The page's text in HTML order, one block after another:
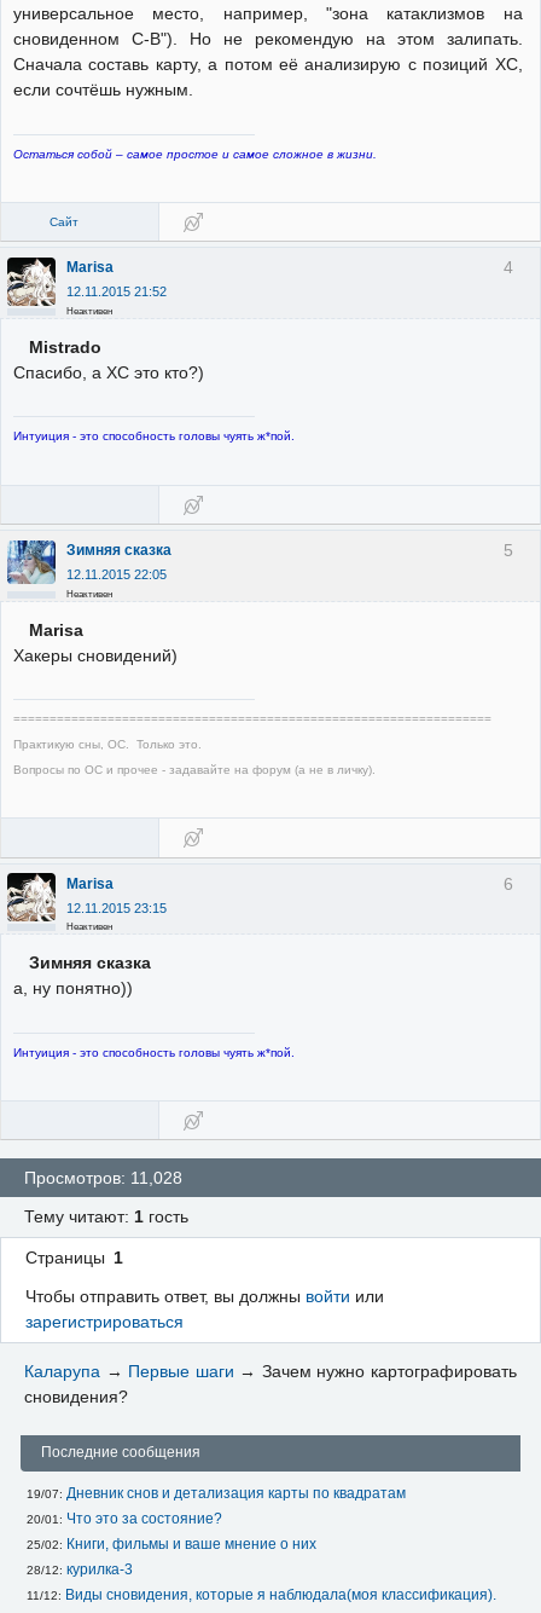
универсальное место, например, "зона катаклизмов на
сновиденном С-В"). Но не рекомендую на этом залипать.
Сначала составь карту, а потом её анализирую с позиций ХС,
если сочтёшь нужным.
Остаться собой – самое простое и самое сложное в жизни.
Сайт
4
Marisa
12.11.2015 21:52
Неактивен
Mistrado
Спасибо, а ХС это кто?)
Интуиция - это способность головы чуять ж*пой.
5
Зимняя сказка
12.11.2015 22:05
Неактивен
Marisa
Хакеры сновидений)
==================================================================
Практикую сны, ОС. Только это.
Вопросы по ОС и прочее - задавайте на форум (а не в личку).
6
Marisa
12.11.2015 23:15
Неактивен
Зимняя сказка
а, ну понятно))
Интуиция - это способность головы чуять ж*пой.
Просмотров: 11,028
Тему читают: 1 гость
Страницы 1
Чтобы отправить ответ, вы должны войти или
зарегистрироваться
Каларупа → Первые шаги → Зачем нужно картографировать
сновидения?
Последние сообщения
19/07: Дневник снов и детализация карты по квадратам
20/01: Что это за состояние?
25/02: Книги, фильмы и ваше мнение о них
28/12: курилка-3
11/12: Виды сновидения, которые я наблюдала(моя классификация).